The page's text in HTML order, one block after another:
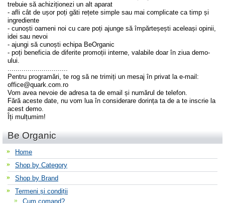
trebuie să achiziționezi un alt aparat
- afli cât de ușor poți găti rețete simple sau mai complicate ca timp și
ingrediente
- cunoști oameni noi cu care poți ajunge să împărteșești aceleași opinii,
idei sau nevoi
- ajungi să cunoști echipa BeOrganic
- poți beneficia de diferite promoții interne, valabile doar în ziua demo-
ului.
..............................
Pentru programări, te rog să ne trimiți un mesaj în privat la e-mail:
office@quark.com.ro
Vom avea nevoie de adresa ta de email și numărul de telefon.
Fără aceste date, nu vom lua în considerare dorința ta de a te inscrie la
acest demo.
Îți mulțumim!
Be Organic
Home
Shop by Category
Shop by Brand
Termeni și condiții
Cum comand?